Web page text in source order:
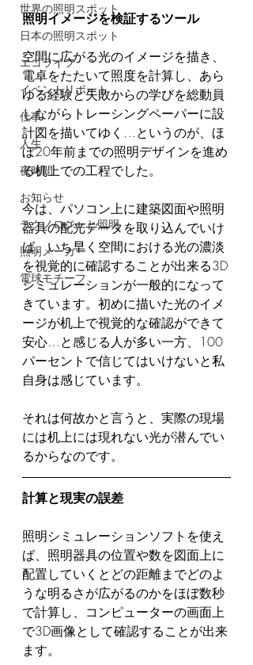
世界の照明スポット
日本の照明スポット
エコライフ
イベントリポート
仕事
人生
夜時間
お知らせ
テクノロジーと照明
照明メーカー
電球モチーフ
照明イメージを検証するツール
空間に広がる光のイメージを描き、
電卓をたたいて照度を計算し、あら
ゆる経験と失敗からの学びを総動員
しながらトレーシングペーパーに設
計図を描いてゆく…というのが、ほ
ぼ20年前までの照明デザインを進め
る机上での工程でした。
今は、パソコン上に建築図面や照明
器具の配光データを取り込んでいけ
ば、いち早く空間における光の濃淡
を視覚的に確認することが出来る3D
シミュレーションが一般的になって
きています。初めに描いた光のイメ
ージが机上で視覚的な確認ができて
安心…と感じる人が多い一方、100
パーセントで信じてはいけないと私
自身は感じています。
それは何故かと言うと、実際の現場
には机上には現れない光が潜んでい
るからなのです。
計算と現実の誤差
照明シミュレーションソフトを使え
ば、照明器具の位置や数を図面上に
配置していくとどの距離までどのよ
うな明るさが広がるのかをほぼ数秒
で計算し、コンピューターの画面上
で3D画像として確認することが出来
ます。